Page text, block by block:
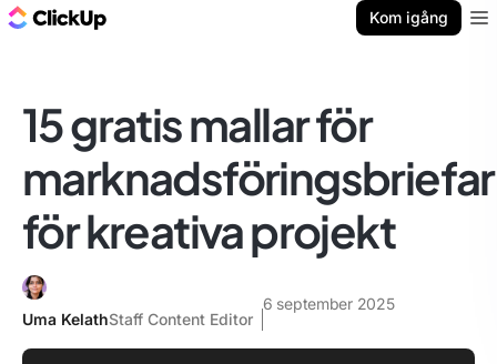
Kom igång
15 gratis mallar för
marknadsföringsbriefar
för kreativa projekt
Uma KelathStaff Content Editor
6 september 2025